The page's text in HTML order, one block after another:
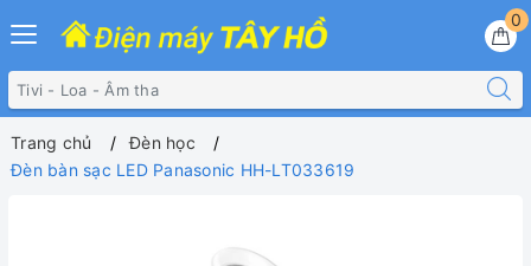
0
Trang chủ
Đèn học
Đèn bàn sạc LED Panasonic HH-LT033619